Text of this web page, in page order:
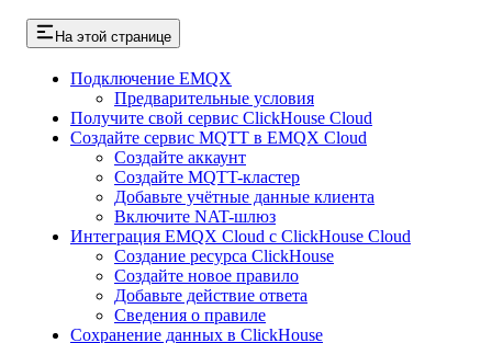
На этой странице
Подключение EMQX
Предварительные условия
Получите свой сервис ClickHouse Cloud
Создайте сервис MQTT в EMQX Cloud
Создайте аккаунт
Создайте MQTT-кластер
Добавьте учётные данные клиента
Включите NAT-шлюз
Интеграция EMQX Cloud с ClickHouse Cloud
Создание ресурса ClickHouse
Создайте новое правило
Добавьте действие ответа
Сведения о правиле
Сохранение данных в ClickHouse